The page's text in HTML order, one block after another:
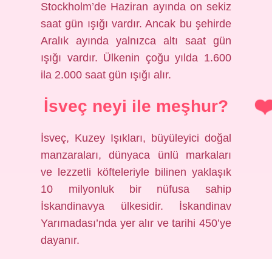
Stockholm’de Haziran ayında on sekiz
saat gün ışığı vardır. Ancak bu şehirde
Aralık ayında yalnızca altı saat gün
ışığı vardır. Ülkenin çoğu yılda 1.600
ila 2.000 saat gün ışığı alır.
İsveç neyi ile meşhur?
İsveç, Kuzey Işıkları, büyüleyici doğal
manzaraları, dünyaca ünlü markaları
ve lezzetli köfteleriyle bilinen yaklaşık
10 milyonluk bir nüfusa sahip
İskandinavya ülkesidir. İskandinav
Yarımadası’nda yer alır ve tarihi 450’ye
dayanır.